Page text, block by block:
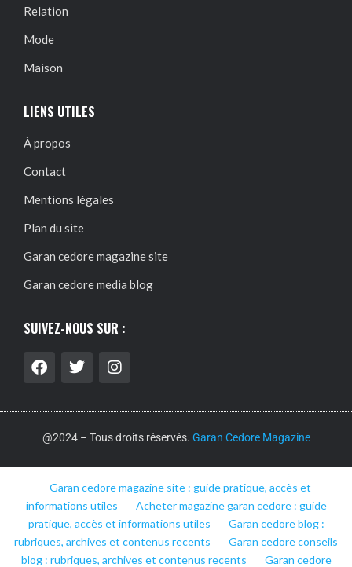
Relation
Mode
Maison
LIENS UTILES
À propos
Contact
Mentions légales
Plan du site
Garan cedore magazine site
Garan cedore media blog
SUIVEZ-NOUS SUR :
@2024 – Tous droits réservés. Garan Cedore Magazine
Garan cedore magazine site : guide pratique, accès et
informations utiles
Acheter magazine garan cedore : guide
pratique, accès et informations utiles
Garan cedore blog :
rubriques, archives et contenus recents
Garan cedore conseils
blog : rubriques, archives et contenus recents
Garan cedore